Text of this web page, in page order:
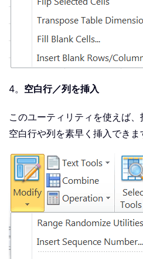
4。 空白行／列を挿入
このユーティリティを使えば
空白行や列を素早く挿入できま